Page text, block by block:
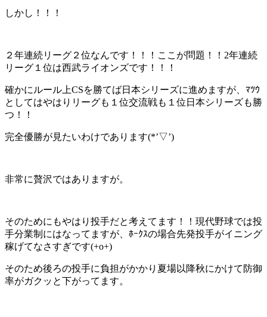
しかし！！！
２年連続リーグ２位なんです！！！ここが問題！！2年連続
リーグ１位は西武ライオンズです！！！
確かにルール上CSを勝てば日本シリーズに進めますが、ﾏﾂｳ
としてはやはりリーグも１位交流戦も１位日本シリーズも勝
つ！！
完全優勝が見たいわけであります(*’▽’)
非常に贅沢ではありますが。
そのためにもやはり投手だと考えてます！！現代野球では投
手分業制にはなってますが、ﾎｰｸｽの場合先発投手がイニング
稼げてなさすぎです(+o+)
そのため後ろの投手に負担がかかり夏場以降秋にかけて防御
率がガクッと下がってます。